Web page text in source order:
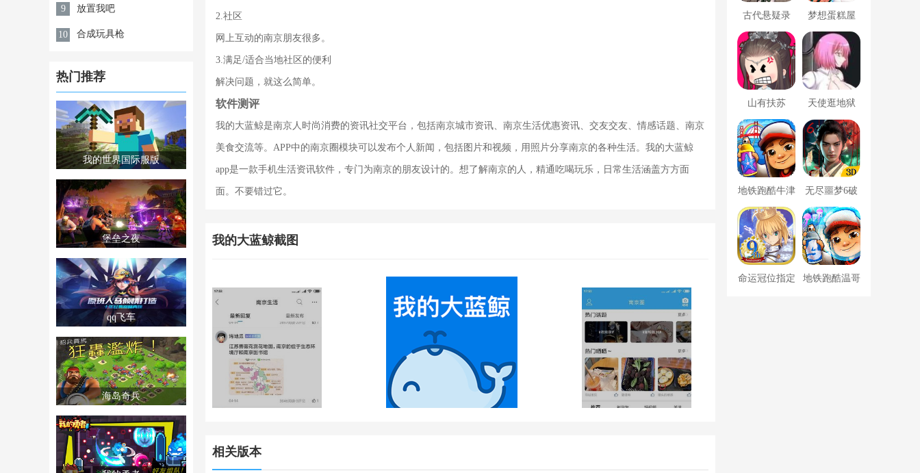
9 放置我吧
10 合成玩具枪
热门推荐
我的世界国际服版
堡垒之夜
qq飞车
海岛奇兵
2.社区
网上互动的南京朋友很多。
3.满足/适合当地社区的便利
解决问题，就这么简单。
软件测评
我的大蓝鲸是南京人时尚消费的资讯社交平台，包括南京城市资讯、南京生活优惠资讯、交友交友、情感话题、南京
美食交流等。APP中的南京圈模块可以发布个人新闻，包括图片和视频，用照片分享南京的各种生活。我的大蓝鲸
app是一款手机生活资讯软件，专门为南京的朋友设计的。想了解南京的人，精通吃喝玩乐，日常生活涵盖方方面
面。不要错过它。
我的大蓝鲸截图
相关版本
古代悬疑录 梦想蛋糕屋
山有扶苏 天使逛地狱
地铁跑酷牛津
版内置菜单
无尽噩梦6破
解版内置菜单
MOD修改器
命运冠位指定 地铁跑酷温哥